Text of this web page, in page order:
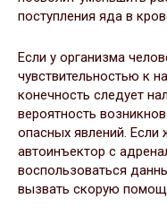
поступления яда в
Если у организма
чувствительностью к
конечность следует
вероятность
опасных явлений. Если
автоинъектор с
воспользоваться
вызвать скорую